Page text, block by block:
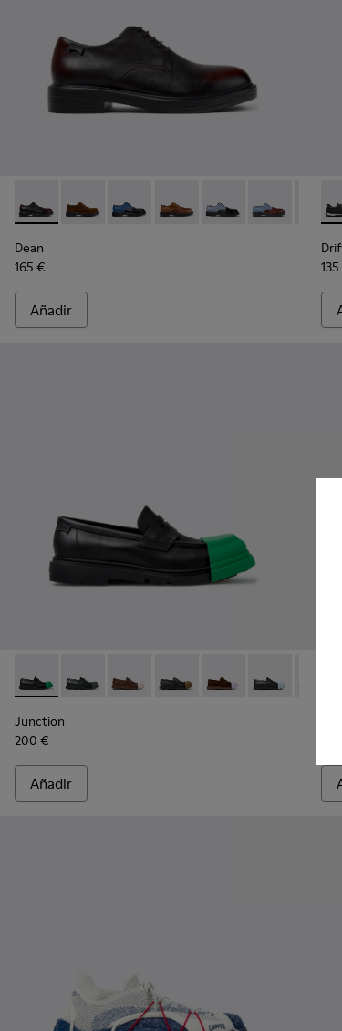
Dean - K100979-022 - Zapatos de piel negros
Dean - K100979-027
Dean - K100979-026 - Zapatos de
Dean - K100979-025
Dean - K100979-016
Dean - Dean
Dean
165 €
Añadir
Junction - K100956-014 - Mocasines de piel
Junction - K100956-012
Junction - K100956-010
Junction - K100956-009
Junction - K100956-
Junction -
Junction
200 €
Añadir